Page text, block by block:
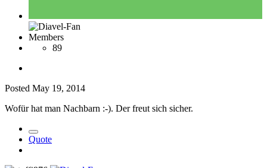
Members
89
Posted May 19, 2014
Wofür hat man Nachbarn :-). Der freut sich sicher.
Quote